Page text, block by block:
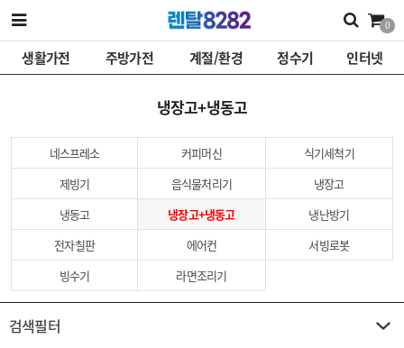
0
생활가전 주방가전 계절/환경 정수기 인터넷
냉장고+냉동고
네스프레소 커피머신
식기세척기
제빙기
음식물처리기
냉장고
냉동고
냉장고+냉동고
냉난방기
전자칠판
에어컨
서빙로봇
빙수기
라면조리기
검색필터